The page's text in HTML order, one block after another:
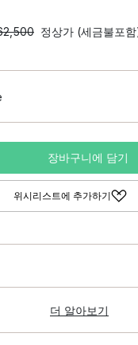
정상가 (세금불포함
장바구니에 담기
위시리스트에 추가하기
더 알아보기